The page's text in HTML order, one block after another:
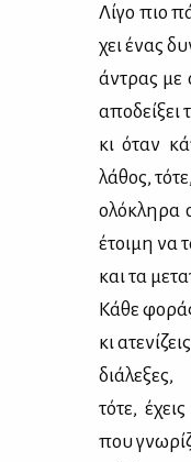
Λί­γο πιο
χει ένας
άντρας με
απο­δεί­ξει
κι όταν
λά­θος,
ολό­κλη­ρα
έτοι­μη να
και τα
Κά­θε
κι
διά­λε­ξες,
τό­τε,
που